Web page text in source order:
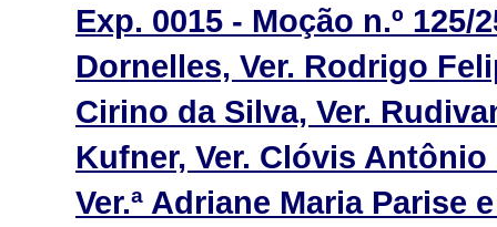
Exp. 0015 - Moção n.º 125/
Dornelles, Ver. Rodrigo
Cirino da Silva, Ver.
Kufner, Ver. Clóvis
Ver.ª Adriane Maria Parise